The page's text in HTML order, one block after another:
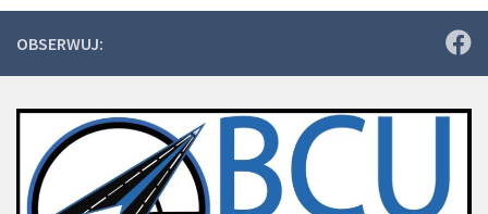
OBSERWUJ: